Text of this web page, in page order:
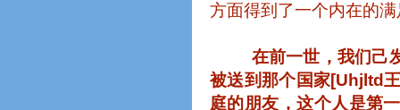
方面得到了一个内在的
在前一世，我们己
被送到那个国家[Uhjltd
庭的朋友，这个人是第